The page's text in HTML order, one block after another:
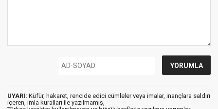
UYARI: Küfür, hakaret, rencide edici cümleler veya imalar, inançlara saldırı
içeren, imla kuralları ile yazılmamış,